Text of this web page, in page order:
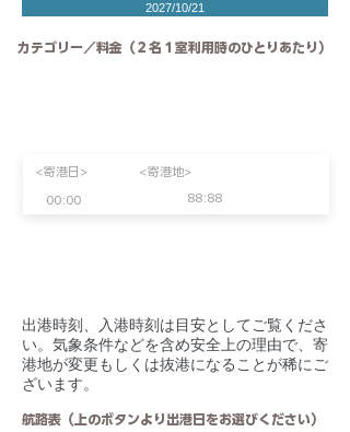
<寄港日>
00:00 88:88
<寄港地>
2027/10/21
カテゴリー／料金（２名１室利用時のひとりあたり）
​出港時刻、入港時刻は目安としてご覧くださ
い。気象条件などを含め安全上の理由で、寄
港地が変更もしくは抜港になることが稀にご
ざいます。
航路表（上のボタンより出港日をお選びください）